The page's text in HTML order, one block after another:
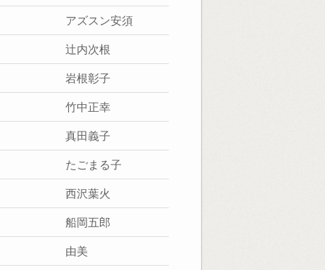
アズスン安須
辻内次根
岩根彰子
竹中正幸
真田義子
たごまる子
西沢葉火
船岡五郎
由美